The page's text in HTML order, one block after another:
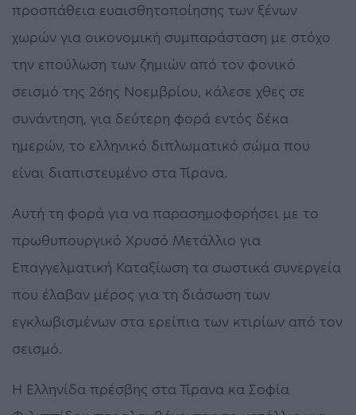
προσπάθεια ευαισθητοποίησης των ξένων
χωρών για οικονομική συμπαράσταση με στόχο
την επούλωση των ζημιών από τον φονικό
σεισμό της 26ης Νοεμβρίου, κάλεσε χθες σε
συνάντηση, για δεύτερη φορά εντός δέκα
ημερών, το ελληνικό διπλωματικό σώμα που
είναι διαπιστευμένο στα Τίρανα.
Αυτή τη φορά για να παρασημοφορήσει με το
πρωθυπουργικό Χρυσό Μετάλλιο για
Επαγγελματική Καταξίωση τα σωστικά συνεργεία
που έλαβαν μέρος για τη διάσωση των
εγκλωβισμένων στα ερείπια των κτιρίων από τον
σεισμό.
Η Ελληνίδα πρέσβης στα Τίρανα κα Σοφία